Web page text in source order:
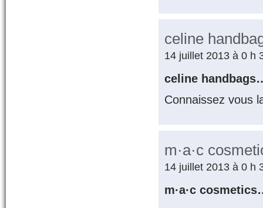
celine
14 juillet 2013 à 0 h
celine
Connaissez vous
m·a·c
14 juillet 2013 à 0 h
m·a·c